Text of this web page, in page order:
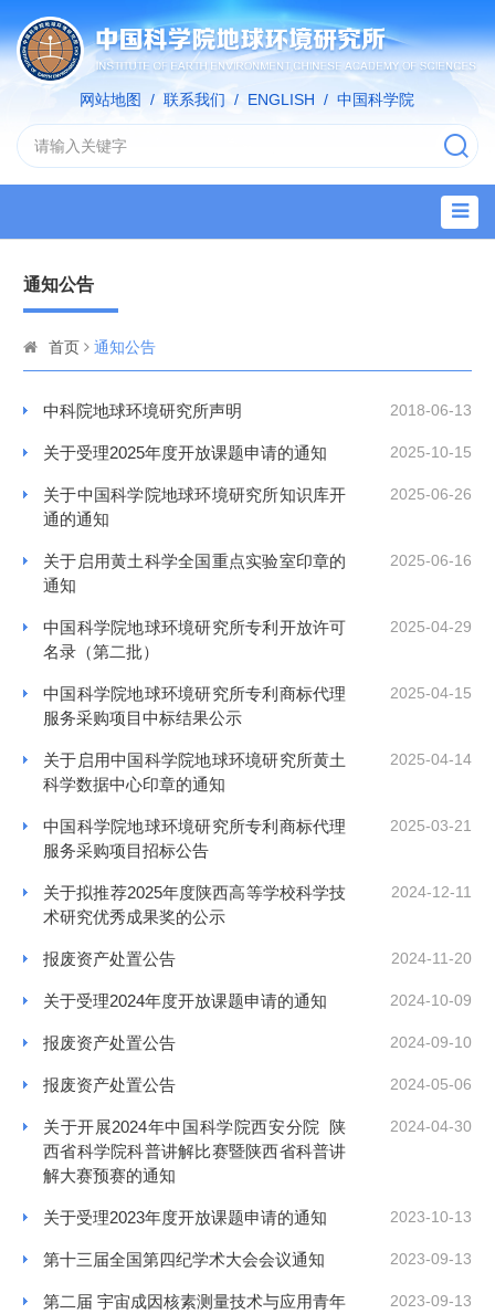
网站地图 / 联系我们 / ENGLISH / 中国科学院
通知公告
首页 通知公告
2018-06-13
中科院地球环境研究所声明
2025-10-15
关于受理2025年度开放课题申请的通知
2025-06-26
关于中国科学院地球环境研究所知识库开
通的通知
2025-06-16
关于启用黄土科学全国重点实验室印章的
通知
2025-04-29
中国科学院地球环境研究所专利开放许可
名录（第二批）
2025-04-15
中国科学院地球环境研究所专利商标代理
服务采购项目中标结果公示
2025-04-14
关于启用中国科学院地球环境研究所黄土
科学数据中心印章的通知
2025-03-21
中国科学院地球环境研究所专利商标代理
服务采购项目招标公告
2024-12-11
关于拟推荐2025年度陕西高等学校科学技
术研究优秀成果奖的公示
2024-11-20
报废资产处置公告
2024-10-09
关于受理2024年度开放课题申请的通知
2024-09-10
报废资产处置公告
2024-05-06
报废资产处置公告
2024-04-30
关于开展2024年中国科学院西安分院 陕
西省科学院科普讲解比赛暨陕西省科普讲
解大赛预赛的通知
2023-10-13
关于受理2023年度开放课题申请的通知
2023-09-13
第十三届全国第四纪学术大会会议通知
2023-09-13
第二届 宇宙成因核素测量技术与应用青年